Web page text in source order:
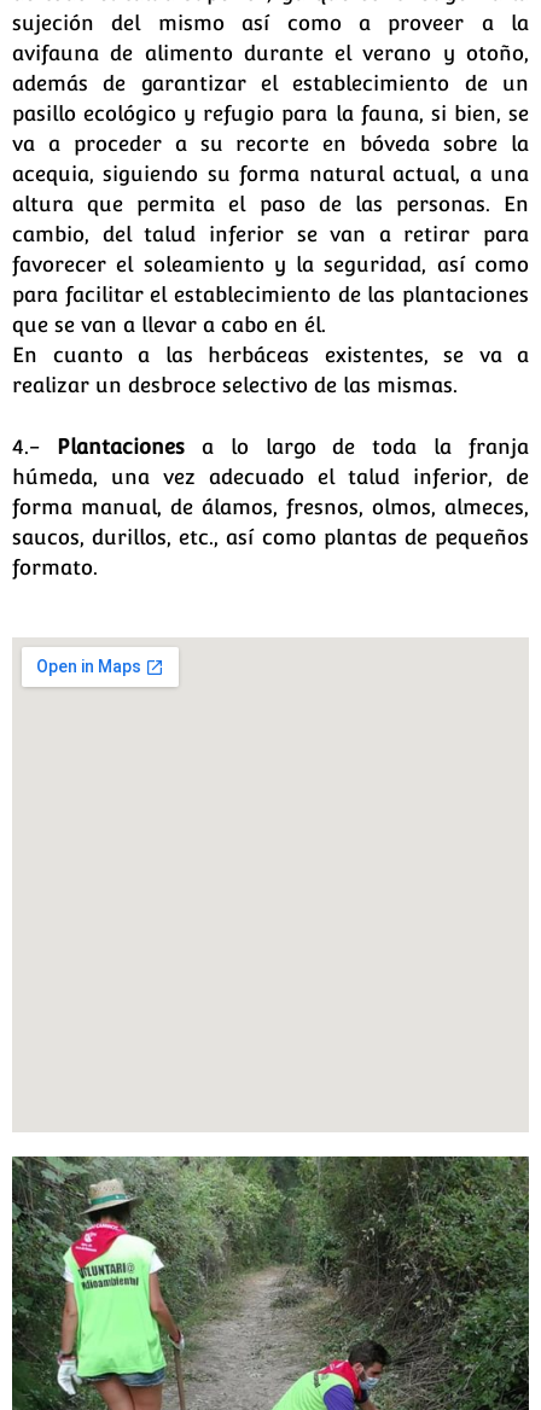
sujeción del mismo así como a proveer a la
avifauna de alimento durante el verano y otoño,
además de garantizar el establecimiento de un
pasillo ecológico y refugio para la fauna, si bien, se
va a proceder a su recorte en bóveda sobre la
acequia, siguiendo su forma natural actual, a una
altura que permita el paso de las personas. En
cambio, del talud inferior se van a retirar para
favorecer el soleamiento y la seguridad, así como
para facilitar el establecimiento de las plantaciones
que se van a llevar a cabo en él.
En cuanto a las herbáceas existentes, se va a
realizar un desbroce selectivo de las mismas.
4.- Plantaciones a lo largo de toda la franja
húmeda, una vez adecuado el talud inferior, de
forma manual, de álamos, fresnos, olmos, almeces,
saucos, durillos, etc., así como plantas de pequeños
formato.